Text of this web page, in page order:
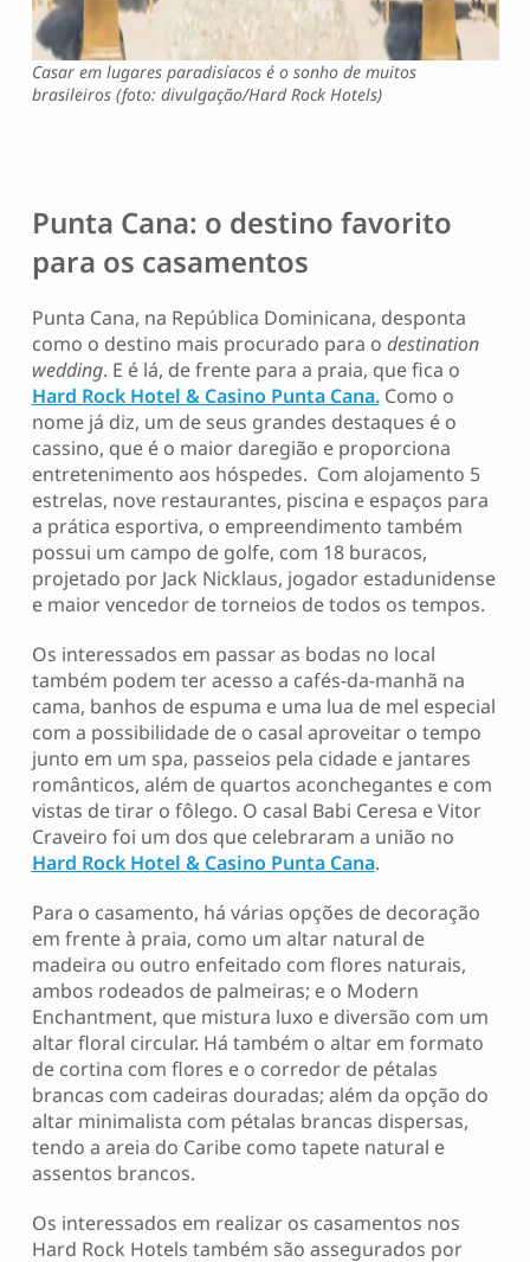
Casar em lugares paradisíacos é o sonho de muitos
brasileiros (foto: divulgação/Hard Rock Hotels)
Punta Cana: o destino favorito
para os casamentos
Punta Cana, na República Dominicana, desponta
como o destino mais procurado para o destination
wedding. E é lá, de frente para a praia, que fica o
Hard Rock Hotel & Casino Punta Cana.Como o
nome já diz, um de seus grandes destaques é o
cassino, que é o maior daregião e proporciona
entretenimento aos hóspedes. Com alojamento 5
estrelas, nove restaurantes, piscina e espaços para
a prática esportiva, o empreendimento também
possui um campo de golfe, com 18 buracos,
projetado por Jack Nicklaus, jogador estadunidense
e maior vencedor de torneios de todos os tempos.
Os interessados em passar as bodas no local
também podem ter acesso a cafés-da-manhã na
cama, banhos de espuma e uma lua de mel especial
com a possibilidade de o casal aproveitar o tempo
junto em um spa, passeios pela cidade e jantares
românticos, além de quartos aconchegantes e com
vistas de tirar o fôlego. O casal Babi Ceresa e Vitor
Craveiro foi um dos que celebraram a união no
Hard Rock Hotel & Casino Punta Cana.
Para o casamento, há várias opções de decoração
em frente à praia, como um altar natural de
madeira ou outro enfeitado com flores naturais,
ambos rodeados de palmeiras; e o Modern
Enchantment, que mistura luxo e diversão com um
altar floral circular. Há também o altar em formato
de cortina com flores e o corredor de pétalas
brancas com cadeiras douradas; além da opção do
altar minimalista com pétalas brancas dispersas,
tendo a areia do Caribe como tapete natural e
assentos brancos.
Os interessados em realizar os casamentos nos
Hard Rock Hotels também são assegurados por